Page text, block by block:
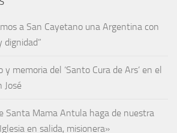
a San Cayetano una Argentina con
dignidad”
memoria del ‘Santo Cura de Ars’ en el
José
Santa Mama Antula haga de nuestra
en salida, misionera»